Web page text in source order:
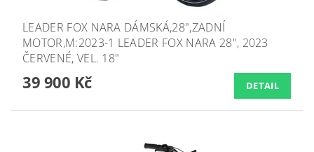
LEADER FOX NARA DÁMSKÁ,28",ZADNÍ
MOTOR,M:2023-1 LEADER FOX NARA 28", 2023
ČERVENÉ, VEL. 18"
39 900 Kč DETAIL